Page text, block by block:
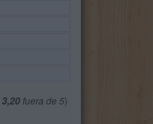
3,20 fuera de 5)